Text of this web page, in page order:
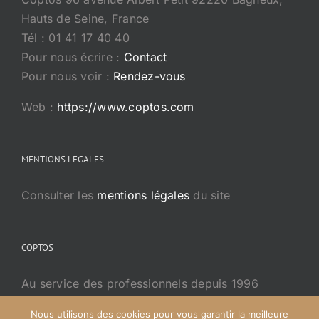
Hauts de Seine, France
Tél : 01 41 17 40 40
Pour nous écrire : Contact
Pour nous voir : Rendez-vous
Web : https://www.coptos.com
MENTIONS LEGALES
Consulter les mentions légales du site
COPTOS
Au service des professionnels depuis 1996
Nous utilisons des cookies pour vous garantir la meilleure